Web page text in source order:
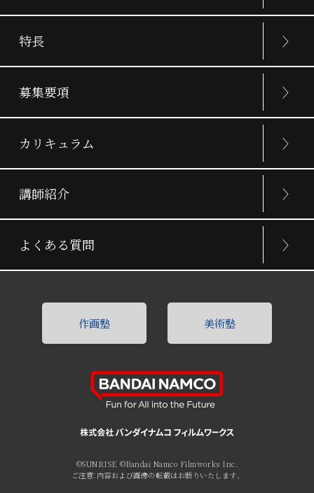
特長
募集要項
カリキュラム
講師紹介
よくある質問
作画塾 美術塾
©SUNRISE ©Bandai Namco Filmworks Inc.
ご注意：内容および画像の転載はお断りいたします。